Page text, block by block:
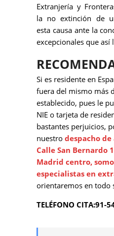
Extranjería y
la no extinción de
esta causa ante la
excepcionales que así
Si es residente en
fuera del mismo más
establecido, pues le
NIE o tarjeta de
bastantes perjuicios,
nuestro despacho de
Calle San Bernardo
Madrid centro,
especialistas en
orientaremos en todo
TELÉFONO CITA:91-